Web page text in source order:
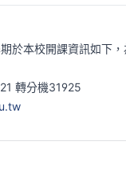
於本校開課資訊如下，
轉分機31925